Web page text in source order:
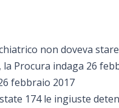
non doveva
Procura indaga 26
febbraio 2017
174 le ingiuste